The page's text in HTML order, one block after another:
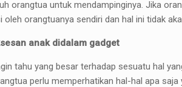
orangtua untuk mendampinginya. Jika
orangtuanya sendiri dan hal ini tidak
anak didalam gadget
tahu yang besar terhadap sesuatu hal
perlu memperhatikan hal-hal apa